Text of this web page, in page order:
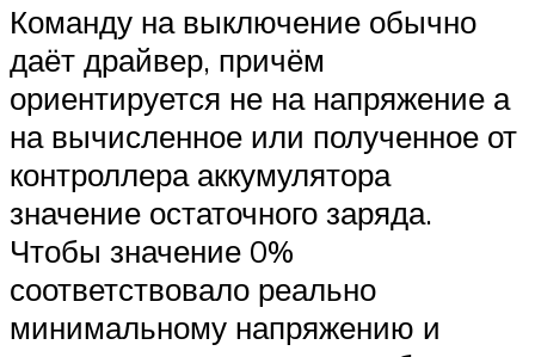
Команду на выключение обычно
даёт драйвер, причём
ориентируется не на напряжение а
на вычисленное или полученное от
контроллера аккумулятора
значение остаточного заряда.
Чтобы значение 0%
соответствовало реально
минимальному напряжению и